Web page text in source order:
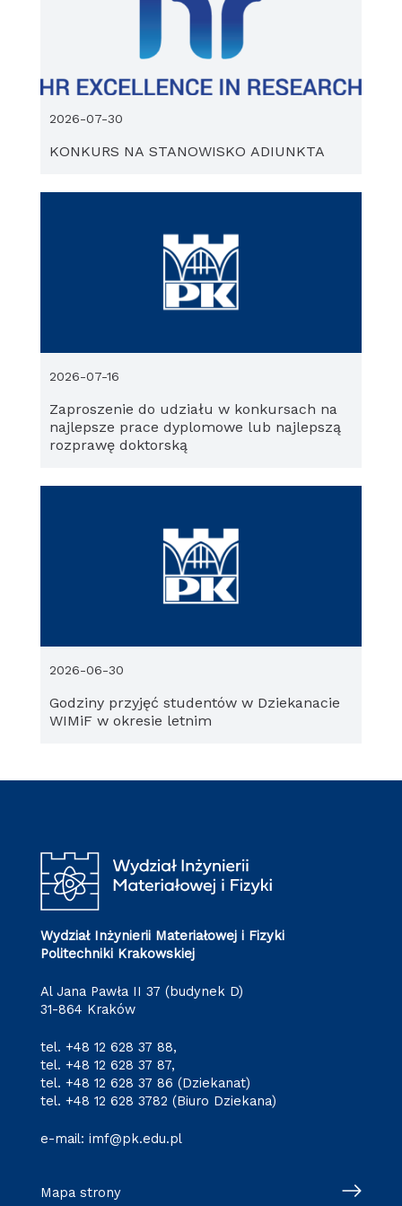
KONKURS NA STANOWISKO ADIUNKTA
2026-07-30
Zaproszenie do udziału w konkursach na
najlepsze prace dyplomowe lub najlepszą
rozprawę doktorską
2026-07-16
Godziny przyjęć studentów w Dziekanacie
WIMiF w okresie letnim
2026-06-30
Wydział Inżynierii Materiałowej i Fizyki
Politechniki Krakowskiej
Al Jana Pawła II 37 (budynek D)
31-864 Kraków
tel. +48 12 628 37 88,
tel. +48 12 628 37 87,
tel. +48 12 628 37 86 (Dziekanat)
tel. +48 12 628 3782 (Biuro Dziekana)
e-mail: imf@pk.edu.pl
Mapa strony